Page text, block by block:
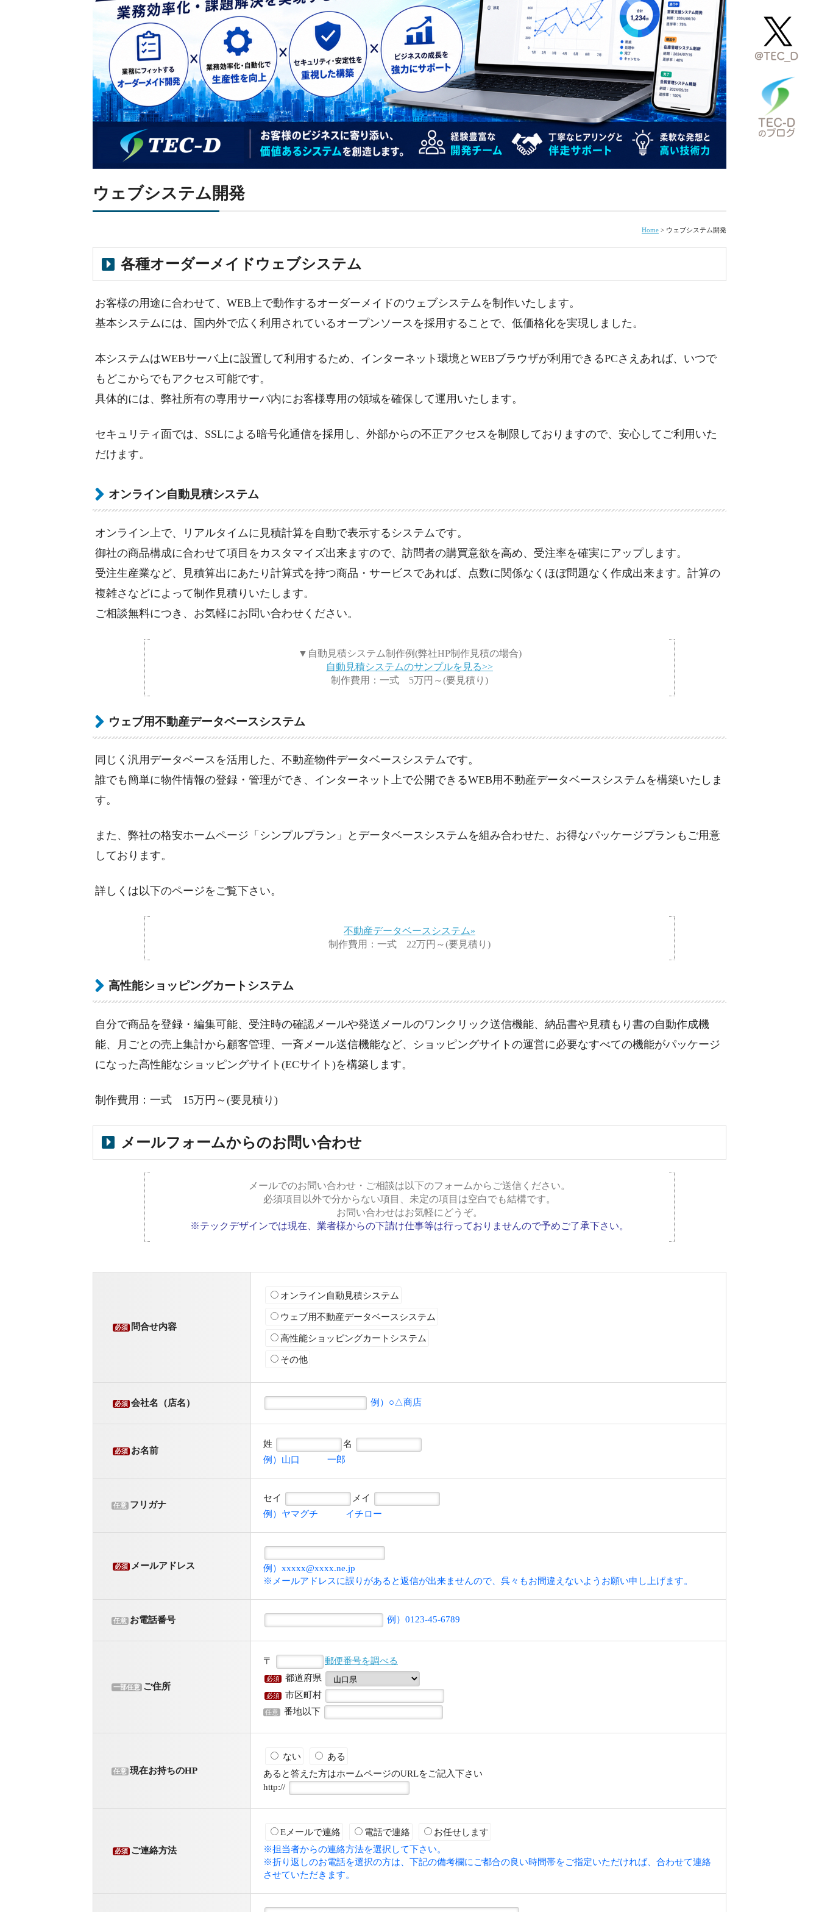
ウェブシステム開発
Home > ウェブシステム開発
各種オーダーメイドウェブシステム
お客様の用途に合わせて、WEB上で動作するオーダーメイドのウェブシステムを制作いたします。
基本システムには、国内外で広く利用されているオープンソースを採用することで、低価格化を実現しました。
本システムはWEBサーバ上に設置して利用するため、インターネット環境とWEBブラウザが利用できるPCさえあれば、いつで
もどこからでもアクセス可能です。
具体的には、弊社所有の専用サーバ内にお客様専用の領域を確保して運用いたします。
セキュリティ面では、SSLによる暗号化通信を採用し、外部からの不正アクセスを制限しておりますので、安心してご利用いた
だけます。
オンライン自動見積システム
オンライン上で、リアルタイムに見積計算を自動で表示するシステムです。
御社の商品構成に合わせて項目をカスタマイズ出来ますので、訪問者の購買意欲を高め、受注率を確実にアップします。
受注生産業など、見積算出にあたり計算式を持つ商品・サービスであれば、点数に関係なくほぼ問題なく作成出来ます。計算の
複雑さなどによって制作見積りいたします。
ご相談無料につき、お気軽にお問い合わせください。
▼自動見積システム制作例(弊社HP制作見積の場合)
自動見積システムのサンプルを見る>>
制作費用：一式 5万円～(要見積り)
ウェブ用不動産データベースシステム
同じく汎用データベースを活用した、不動産物件データベースシステムです。
誰でも簡単に物件情報の登録・管理ができ、インターネット上で公開できるWEB用不動産データベースシステムを構築いたしま
す。
また、弊社の格安ホームページ「シンプルプラン」とデータベースシステムを組み合わせた、お得なパッケージプランもご用意
しております。
詳しくは以下のページをご覧下さい。
不動産データベースシステム»
制作費用：一式 22万円～(要見積り)
高性能ショッピングカートシステム
自分で商品を登録・編集可能、受注時の確認メールや発送メールのワンクリック送信機能、納品書や見積もり書の自動作成機
能、月ごとの売上集計から顧客管理、一斉メール送信機能など、ショッピングサイトの運営に必要なすべての機能がパッケージ
になった高性能なショッピングサイト(ECサイト)を構築します。
制作費用：一式 15万円～(要見積り)
メールフォームからのお問い合わせ
メールでのお問い合わせ・ご相談は以下のフォームからご送信ください。
必須項目以外で分からない項目、未定の項目は空白でも結構です。
お問い合わせはお気軽にどうぞ。
※テックデザインでは現在、業者様からの下請け仕事等は行っておりませんので予めご了承下さい。
必須 問合せ内容
オンライン自動見積システム
ウェブ用不動産データベースシステム
高性能ショッピングカートシステム
その他
必須 会社名（店名） 例）○△商店
必須 お名前
姓
名
例）山口 一郎
任意 フリガナ
セイ
メイ
例）ヤマグチ イチロー
必須 メールアドレス
例）xxxxx@xxxx.ne.jp
※メールアドレスに誤りがあると返信が出来ませんので、呉々もお間違えないようお願い申し上げます。
任意 お電話番号 例）0123-45-6789
一部任意 ご住所
〒 郵便番号を調べる
必須 都道府県
必須 市区町村
任意 番地以下
任意 現在お持ちのHP
ない
ある
あると答えた方はホームページのURLをご記入下さい
http://
必須 ご連絡方法
Eメールで連絡 電話で連絡
お任せします
※担当者からの連絡方法を選択して下さい。
※折り返しのお電話を選択の方は、下記の備考欄にご都合の良い時間帯をご指定いただければ、合わせて連絡
させていただきます。